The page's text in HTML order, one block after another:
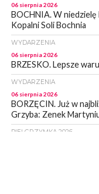
06 sierpnia 2026
BOCHNIA. W
Kopalni Soli Bochnia
WYDARZENIA
06 sierpnia 2026
BRZESKO. Lepsze
WYDARZENIA
06 sierpnia 2026
BORZĘCIN. Już w
Grzyba: Zenek
PIELGRZYMKA 2026